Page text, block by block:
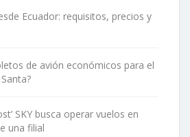
Ecuador: requisitos, precios y
de avión económicos para el
SKY busca operar vuelos en
una filial